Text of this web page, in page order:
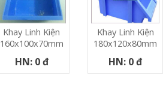
Khay Linh Kiện
160x100x70mm
HN: 0 đ
Khay Linh Kiện
180x120x80mm
HN: 0 đ